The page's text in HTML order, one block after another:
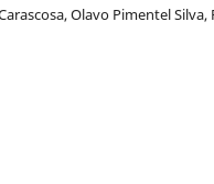
Olavo Pimentel